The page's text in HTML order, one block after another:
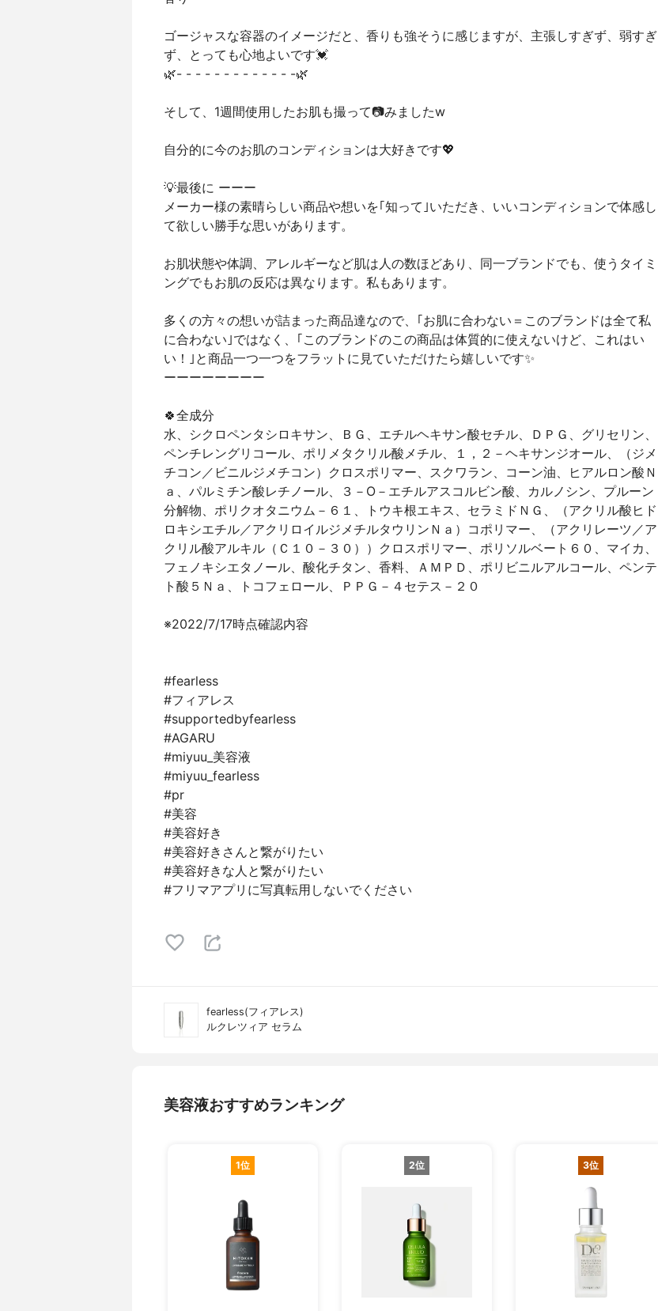
ゴージャスな容器のイメージだと、香りも強そうに感じますが、主張しすぎず、弱すぎ
ず、とっても心地よいです💓
🌿- - - - - - - - - - - - -🌿
そして、1週間使用したお肌も撮って📷みましたw
自分的に今のお肌のコンディションは大好きです💖
💡最後に ーーー
メーカー様の素晴らしい商品や想いを｢知って｣いただき、いいコンディションで体感し
て欲しい勝手な思いがあります。
お肌状態や体調、アレルギーなど肌は人の数ほどあり、同一ブランドでも、使うタイミ
ングでもお肌の反応は異なります。私もあります。
多くの方々の想いが詰まった商品達なので、｢お肌に合わない＝このブランドは全て私
に合わない｣ではなく、｢このブランドのこの商品は体質的に使えないけど、これはい
い！｣と商品一つ一つをフラットに見ていただけたら嬉しいです✨
ーーーーーーーー
🍀全成分
水、シクロペンタシロキサン、ＢＧ、エチルヘキサン酸セチル、ＤＰＧ、グリセリン、
ペンチレングリコール、ポリメタクリル酸メチル、１，２－ヘキサンジオール、（ジメ
チコン／ビニルジメチコン）クロスポリマー、スクワラン、コーン油、ヒアルロン酸Ｎ
ａ、パルミチン酸レチノール、３－O－エチルアスコルビン酸、カルノシン、プルーン
分解物、ポリクオタニウム－６１、トウキ根エキス、セラミドＮＧ、（アクリル酸ヒド
ロキシエチル／アクリロイルジメチルタウリンＮａ）コポリマー、（アクリレーツ／ア
クリル酸アルキル（Ｃ１０－３０））クロスポリマー、ポリソルベート６０、マイカ、
フェノキシエタノール、酸化チタン、香料、ＡＭＰＤ、ポリビニルアルコール、ペンテ
ト酸５Ｎａ、トコフェロール、ＰＰＧ－４セテス－２０
※2022/7/17時点確認内容
#fearless
#フィアレス
#supportedbyfearless
#AGARU
#miyuu_美容液
#miyuu_fearless
#pr
#美容
#美容好き
#美容好きさんと繋がりたい
#美容好きな人と繋がりたい
#フリマアプリに写真転用しないでください
fearless(フィアレス)
ルクレツィア セラム
美容液おすすめランキング
1位 2位 3位